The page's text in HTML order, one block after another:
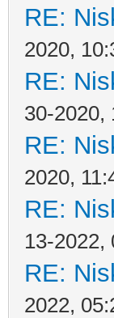
RE:
2020,
RE:
30-2020,
RE:
2020,
RE:
13-2022,
RE:
2022,